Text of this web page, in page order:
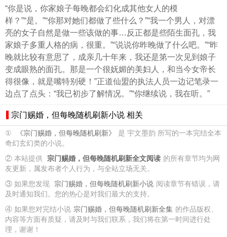
“你是说，你家娘子每晚都会幻化成其他女人的模
样？”“是。”“你那对她们都做了些什么？”“我一个男人，对漂
亮的女子自然是做一些该做的事…反正都是些陌生面孔，我
家娘子多重人格的病，很重。”“说说你昨晚做了什么吧。”“昨
晚就比较有意思了，成亲几十年来，我还是第一次见到娘子
变成眼熟的面孔。那是一个很妩媚的美妇人，和当今女帝长
得很像，就是嘴特别硬！”正道仙盟的执法人员一边记笔录一
边点了点头：“我已初步了解情况。”“你继续说，我在听。”
宗门赐婚，但每晚随机刷新小说 相关
① 《宗门赐婚，但每晚随机刷新》
是 宇文墨韵 所写的一本完结全本
奇幻玄幻类的小说。
② 本站提供 宗门赐婚，但每晚随机刷新全文阅读 的所有章节均为网
友更新，属发布者个人行为，与全站立场无关。
③ 如果您发现 宗门赐婚，但每晚随机刷新小说 阅读章节有错误，请
及时通知我们。您的热心是对我们最大的支持。
④ 如果您对完结小说 宗门赐婚，但每晚随机刷新全集 的作品版权、
内容等方面有质疑，请及时与我们联系，我们将在第一时间进行处
理，谢谢！